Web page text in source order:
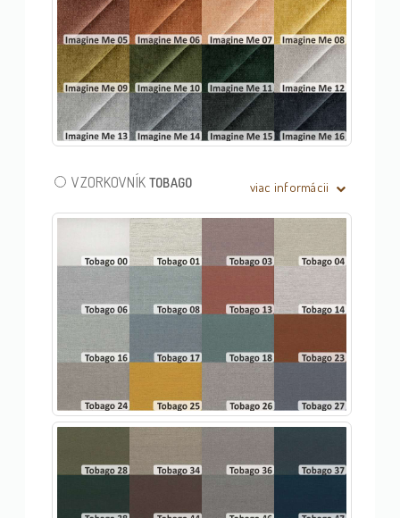
VZORKOVNÍK TOBAGO viac informácii